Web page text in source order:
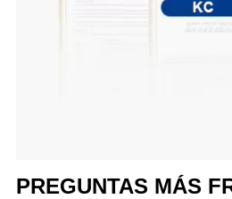
PREGUNTAS MÁS